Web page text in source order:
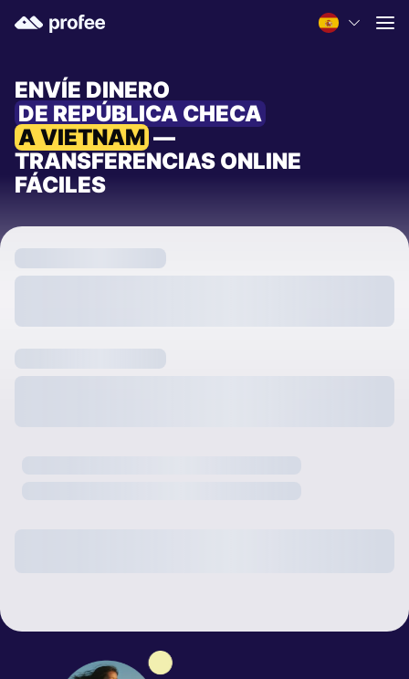
ENVÍE DINERO
DE REPÚBLICA CHECA
A VIETNAM —
TRANSFERENCIAS ONLINE
FÁCILES